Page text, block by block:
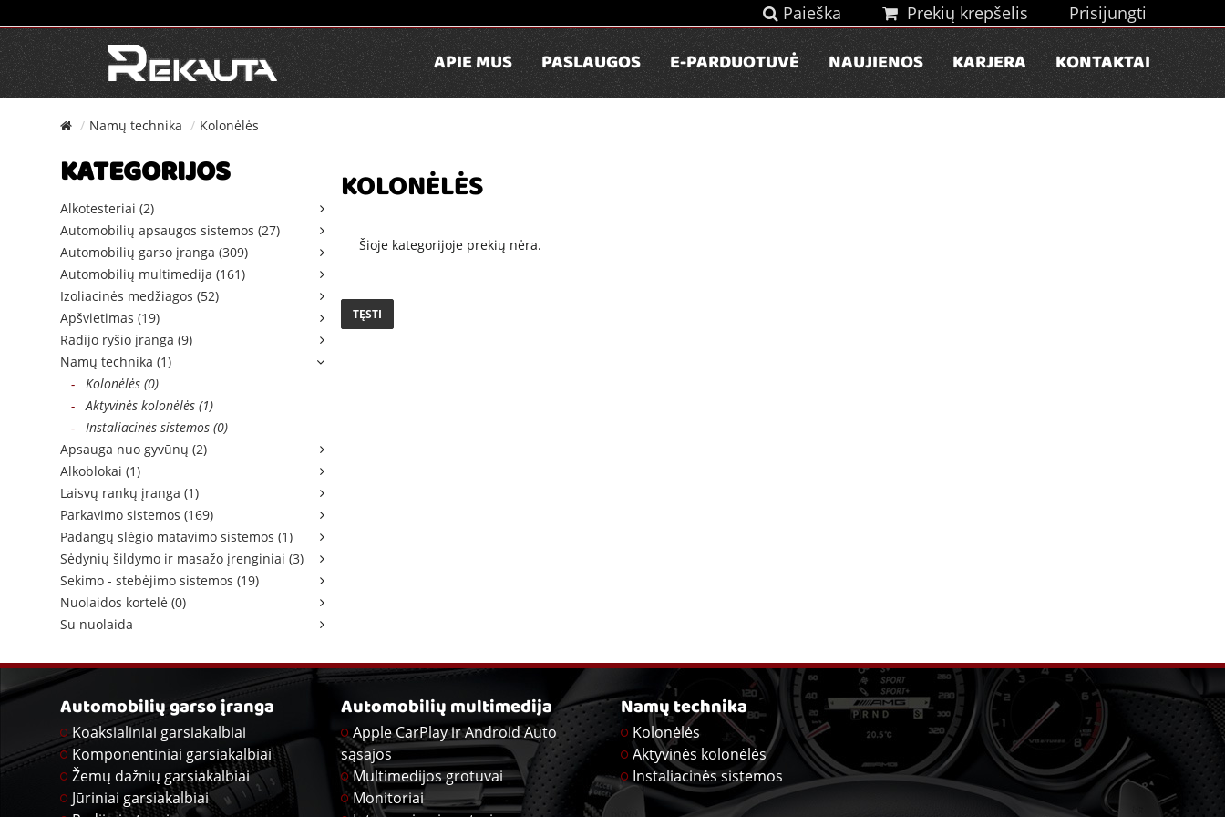
Paieška Prekių krepšelis Prisijungti
APIE MUS PASLAUGOS E-PARDUOTUVĖ NAUJIENOS KARJERA KONTAKTAI
Namų technika Kolonėlės
KATEGORIJOS
Alkotesteriai (2)
Automobilių apsaugos sistemos (27)
Automobilių garso įranga (309)
Automobilių multimedija (161)
Izoliacinės medžiagos (52)
Apšvietimas (19)
Radijo ryšio įranga (9)
Namų technika (1)
- Kolonėlės (0)
- Aktyvinės kolonėlės (1)
- Instaliacinės sistemos (0)
Apsauga nuo gyvūnų (2)
Alkoblokai (1)
Laisvų rankų įranga (1)
Parkavimo sistemos (169)
Padangų slėgio matavimo sistemos (1)
Sėdynių šildymo ir masažo įrenginiai (3)
Sekimo - stebėjimo sistemos (19)
Nuolaidos kortelė (0)
Su nuolaida
KOLONĖLĖS
Šioje kategorijoje prekių nėra.
TĘSTI
Automobilių garso įranga
Koaksialiniai garsiakalbiai
Komponentiniai garsiakalbiai
Žemų dažnių garsiakalbiai
Jūriniai garsiakalbiai
Automobilių multimedija
Apple CarPlay ir Android Auto
sąsajos
Multimedijos grotuvai
Monitoriai
Namų technika
Kolonėlės
Aktyvinės kolonėlės
Instaliacinės sistemos